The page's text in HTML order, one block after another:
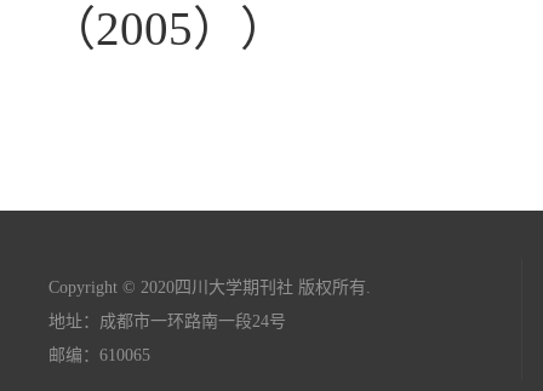
（2005））
Copyright © 2020四川大学期刊社 版权所有.
地址：成都市一环路南一段24号
邮编：610065